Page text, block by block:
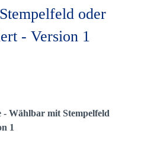
Wählbar mit Stempelfeld
1